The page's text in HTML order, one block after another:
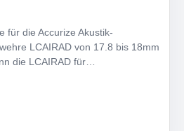
für die Accurize Akustik-
LCAIRAD von 17.8 bis 18mm
die LCAIRAD für